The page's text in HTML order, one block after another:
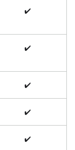
✔️
✔️
✔️
✔️
✔️